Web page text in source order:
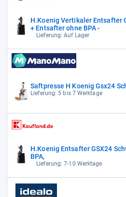
H.Koenig Vertikaler Entsafter
+ Entsafter ohne BPA -
Lieferung: Auf Lager
Saftpresse H Koenig Gsx24
Lieferung: 5 bis 7 Werktage
H.Koenig Entsafter GSX24
BPA,
Lieferung: 7-10 Werktage